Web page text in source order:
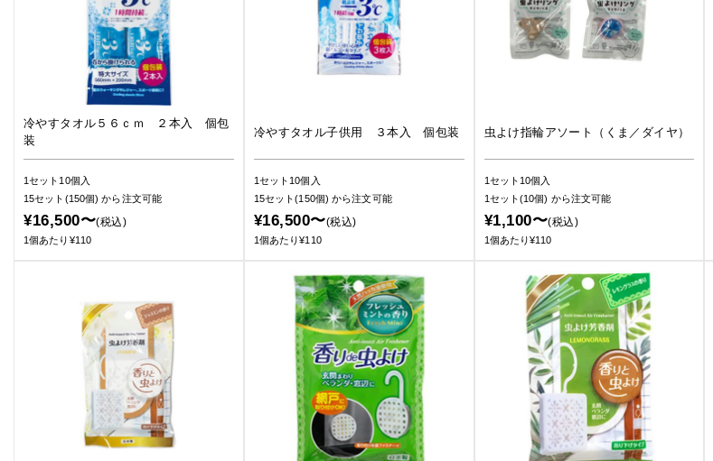
冷やすタオル５６ｃｍ ２本入 個包
装
1セット10個入
15セット(150個)から注文可能
¥16,500〜(税込)
1個あたり¥110
冷やすタオル子供用 ３本入 個包装
1セット10個入
15セット(150個)から注文可能
¥16,500〜(税込)
1個あたり¥110
虫よけ指輪アソート（くま／ダイヤ）
1セット10個入
1セット(10個) から注文可能
¥1,100〜(税込)
1個あたり¥110